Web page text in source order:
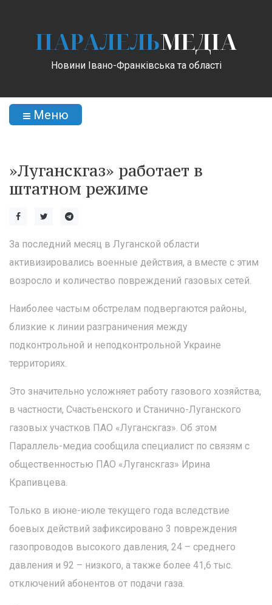
ПАРАЛЕЛЬМЕДІА
Новини Івано-Франківська та області
Меню
»Луганскгаз» работает в
штатном режиме
За последний месяц в Луганской области
активизировались военные действия, а вместе с этим
возросло и количество повреждений газовых сетей.
Наиболее частым обстрелам подвергаются районы,
близкие к линии разграничения между
подконтрольной и неподконтрольной Украине
территориях.
Это значительно усложняет работу газового хозяйства,
в частности, Счастьенского и Станично-Луганского
газовых участков ПАО «Луганскгаз». Об этом
Параллель-медиа сообщила специалист по связям с
общественностью ПАО «Луганскгаз» Ирина
Крапивцева.
Только в июне-июле текущего года вследствие
боевых действий зафиксировано 3 повреждения
газопроводов высокого давления, 24 – среднего
давления и 92 – низкого, а также более 41,6 тыс.
отключений абонентов от подачи газа.